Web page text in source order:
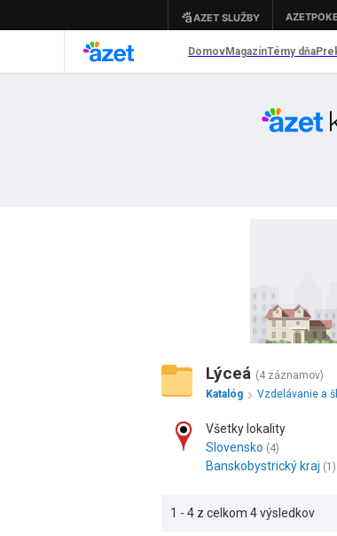
Lýceá (4 záznamov)
Katalóg
Vzdelávanie a
Všetky lokality
Slovensko (4)
Banskobystrický kraj (1)
1 - 4 z celkom 4 výsledkov